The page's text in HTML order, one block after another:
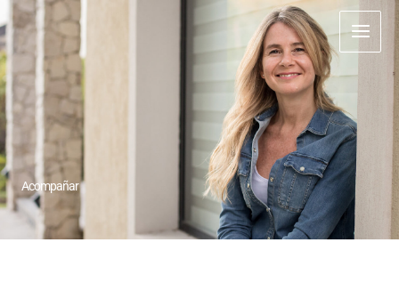
al
contenido
Acompañar